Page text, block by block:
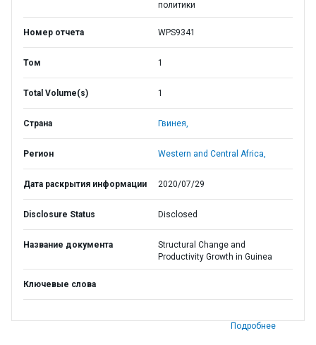
политики
Номер отчета WPS9341
Том 1
Total Volume(s) 1
Страна Гвинея,
Регион Western and Central Africa,
Дата раскрытия информации 2020/07/29
Disclosure Status Disclosed
Название документа
Structural Change and
Productivity Growth in Guinea
Ключевые слова
Подробнее